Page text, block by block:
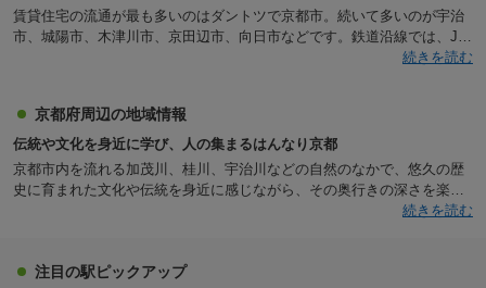
賃貸住宅の流通が最も多いのはダントツで京都市。続いて多いのが宇治
市、城陽市、木津川市、京田辺市、向日市などです。鉄道沿線では、JR
京都線、近鉄京都線、阪急京都線と、京都中心部へダイレクトにアクセ
駅徒歩圏は5～15分ほどの物件が多めです。家賃相場は、SUUMOでチェ
ック。「関西版賃貸」ページで「家賃相場から探す→沿線・駅の相場か
ら探す→県名→希望沿線」を選択すると、各駅の間取り別平均家賃が分
かります。
続きを読む
京都府周辺の地域情報
伝統や文化を身近に学び、人の集まるはんなり京都
京都市内を流れる加茂川、桂川、宇治川などの自然のなかで、悠久の歴
史に育まれた文化や伝統を身近に感じながら、その奥行きの深さを楽し
んだり、学んだり、感じたりすることができるのが京都府に暮らす魅力
の名門校もありますし、女子大や短大も非常に多いため、県外出身の学
続きを読む
注目の駅ピックアップ